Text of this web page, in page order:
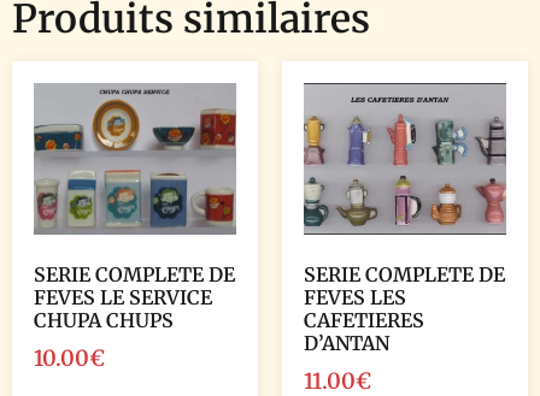
Produits similaires
SERIE COMPLETE DE
FEVES LE SERVICE
CHUPA CHUPS
10.00€
SERIE COMPLETE DE
FEVES LES
CAFETIERES
D’ANTAN
11.00€